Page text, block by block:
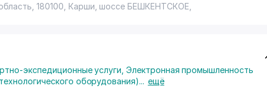
180100, Карши, шоссе БЕШКЕНТСКОЕ
экспедиционные услуги ,Электронная промышленность
оборудования)... ещё